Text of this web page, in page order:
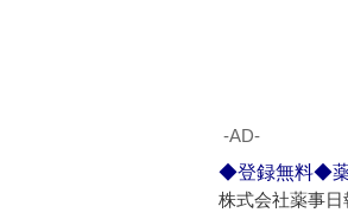
‐AD‐
◆登録無料◆薬
株式会社薬事日